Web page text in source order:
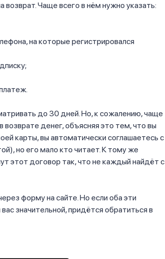
Чаще всего в нём нужно указать:
на которые регистрировался
до 30 дней. Но, к сожалению, чаще
денег, объясняя это тем, что вы
карты, вы автоматически соглашаетесь с
но его мало кто читает. К тому же
этот договор так, что не каждый найдёт с
форму на сайте. Но если оба эти
значительной, придётся обратиться в